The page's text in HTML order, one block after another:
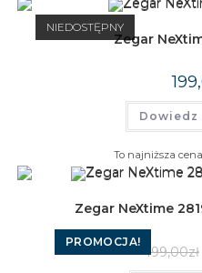
NIEDOSTĘPNY
Zegar
Dowiedz
To najniższa
PROMOCJA!
Zegar NeXtime
199,00zł